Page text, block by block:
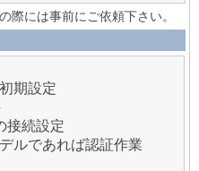
際には事前にご依頼下さい。
期設定
接続設定
ルであれば認証作業